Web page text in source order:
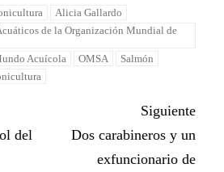
Alicia Gallardo
de la Organización Mundial de
Acuícola OMSA
Salmón
del
Siguiente
Dos carabineros y un
exfuncionario de